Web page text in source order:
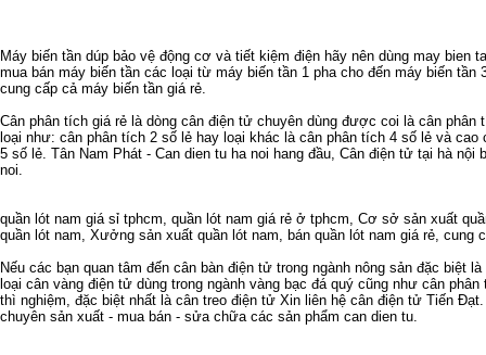
Máy biến tần dúp bảo vệ động cơ và tiết kiệm điện hãy nên dùng may bien
mua bán máy biến tần các loại từ máy biến tần 1 pha cho đến máy biến tần
cung cấp cả máy biến tần giá rẻ
Cân phân tích giá rẻ là dòng cân điện tử chuyên dùng được coi là cân phân
loại như: cân phân tích 2 số lẻ hay loại khác là cân phân tích 4 số lẻ và cao
5 số lẻ . Tân Nam Phát - Can dien tu ha noi hang đầu, Cân điện tử tại hà nội
noi
quần lót nam giá sỉ tphcm quần lót nam giá rẻ ở tphcm Cơ sở sản xuất
quần lót nam Xưởng sản xuất quần lót nam bán quần lót nam giá rẻ cung
Nếu các bạn quan tâm đến cân bàn điện tử trong ngành nông sản đặc biệt là
loại cân vàng điện tử dùng trong ngành vàng bạc đá quý cũng như cân phân
thì nghiệm, đặc biệt nhất là cân treo điện tử Xin liên hệ cân điện tử Tiến
chuyên sản xuất - mua bán - sửa chữa các sản phẩm can dien tu